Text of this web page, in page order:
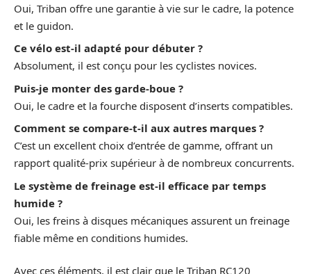
Oui, Triban offre une garantie à vie sur le cadre, la potence
et le guidon.
Ce vélo est-il adapté pour débuter ?
Absolument, il est conçu pour les cyclistes novices.
Puis-je monter des garde-boue ?
Oui, le cadre et la fourche disposent d’inserts compatibles.
Comment se compare-t-il aux autres marques ?
C’est un excellent choix d’entrée de gamme, offrant un
rapport qualité-prix supérieur à de nombreux concurrents.
Le système de freinage est-il efficace par temps
humide ?
Oui, les freins à disques mécaniques assurent un freinage
fiable même en conditions humides.
Avec ces éléments, il est clair que le Triban RC120